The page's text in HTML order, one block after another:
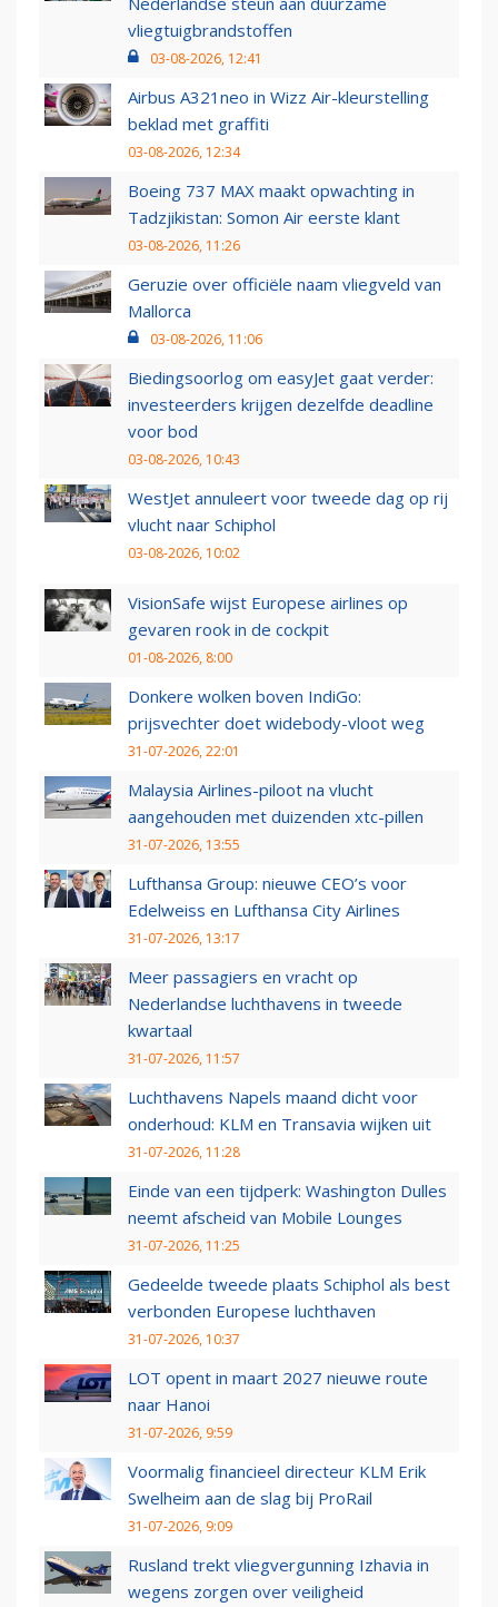
vliegtuigbrandstoffen
03-08-2026, 12:41
Airbus A321neo in Wizz Air-kleurstelling
beklad met graffiti
03-08-2026, 12:34
Boeing 737 MAX maakt opwachting in
Tadzjikistan: Somon Air eerste klant
03-08-2026, 11:26
Geruzie over officiële naam vliegveld van
Mallorca
03-08-2026, 11:06
Biedingsoorlog om easyJet gaat verder:
investeerders krijgen dezelfde deadline
voor bod
03-08-2026, 10:43
WestJet annuleert voor tweede dag op rij
vlucht naar Schiphol
03-08-2026, 10:02
VisionSafe wijst Europese airlines op
gevaren rook in de cockpit
01-08-2026, 8:00
Donkere wolken boven IndiGo:
prijsvechter doet widebody-vloot weg
31-07-2026, 22:01
Malaysia Airlines-piloot na vlucht
aangehouden met duizenden xtc-pillen
31-07-2026, 13:55
Lufthansa Group: nieuwe CEO’s voor
Edelweiss en Lufthansa City Airlines
31-07-2026, 13:17
Meer passagiers en vracht op
Nederlandse luchthavens in tweede
kwartaal
31-07-2026, 11:57
Luchthavens Napels maand dicht voor
onderhoud: KLM en Transavia wijken uit
31-07-2026, 11:28
Einde van een tijdperk: Washington Dulles
neemt afscheid van Mobile Lounges
31-07-2026, 11:25
Gedeelde tweede plaats Schiphol als best
verbonden Europese luchthaven
31-07-2026, 10:37
LOT opent in maart 2027 nieuwe route
naar Hanoi
31-07-2026, 9:59
Voormalig financieel directeur KLM Erik
Swelheim aan de slag bij ProRail
31-07-2026, 9:09
Rusland trekt vliegvergunning Izhavia in
wegens zorgen over veiligheid